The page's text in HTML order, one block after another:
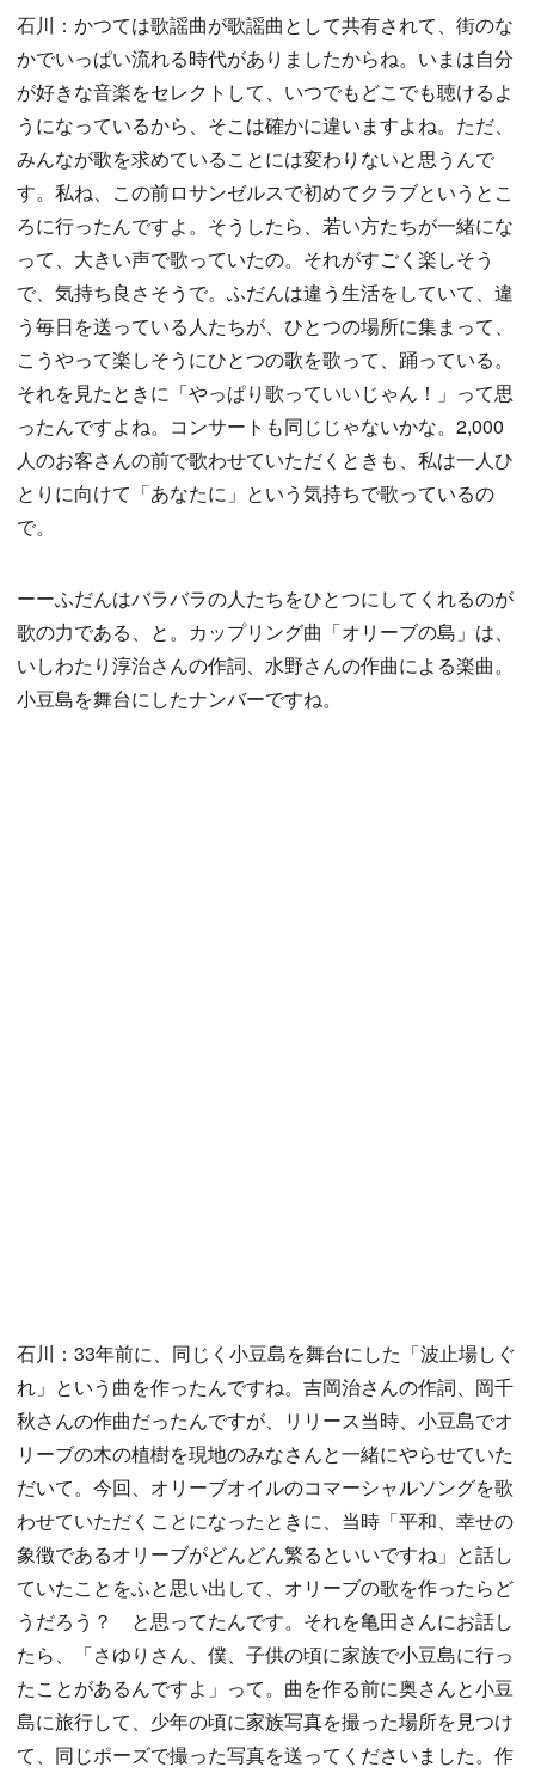
石川：かつては歌謡曲が歌謡曲として共有されて、街のな
かでいっぱい流れる時代がありましたからね。いまは自分
が好きな音楽をセレクトして、いつでもどこでも聴けるよ
うになっているから、そこは確かに違いますよね。ただ、
みんなが歌を求めていることには変わりないと思うんで
す。私ね、この前ロサンゼルスで初めてクラブというとこ
ろに行ったんですよ。そうしたら、若い方たちが一緒にな
って、大きい声で歌っていたの。それがすごく楽しそう
で、気持ち良さそうで。ふだんは違う生活をしていて、違
う毎日を送っている人たちが、ひとつの場所に集まって、
こうやって楽しそうにひとつの歌を歌って、踊っている。
それを見たときに「やっぱり歌っていいじゃん！」って思
ったんですよね。コンサートも同じじゃないかな。2,000
人のお客さんの前で歌わせていただくときも、私は一人ひ
とりに向けて「あなたに」という気持ちで歌っているの
で。
ーーふだんはバラバラの人たちをひとつにしてくれるのが
歌の力である、と。カップリング曲「オリーブの島」は、
いしわたり淳治さんの作詞、水野さんの作曲による楽曲。
小豆島を舞台にしたナンバーですね。
石川：33年前に、同じく小豆島を舞台にした「波止場しぐ
れ」という曲を作ったんですね。吉岡治さんの作詞、岡千
秋さんの作曲だったんですが、リリース当時、小豆島でオ
リーブの木の植樹を現地のみなさんと一緒にやらせていた
だいて。今回、オリーブオイルのコマーシャルソングを歌
わせていただくことになったときに、当時「平和、幸せの
象徴であるオリーブがどんどん繁るといいですね」と話し
ていたことをふと思い出して、オリーブの歌を作ったらど
うだろう？ と思ってたんです。それを亀田さんにお話し
たら、「さゆりさん、僕、子供の頃に家族で小豆島に行っ
たことがあるんですよ」って。曲を作る前に奥さんと小豆
島に旅行して、少年の頃に家族写真を撮った場所を見つけ
て、同じポーズで撮った写真を送ってくださいました。作